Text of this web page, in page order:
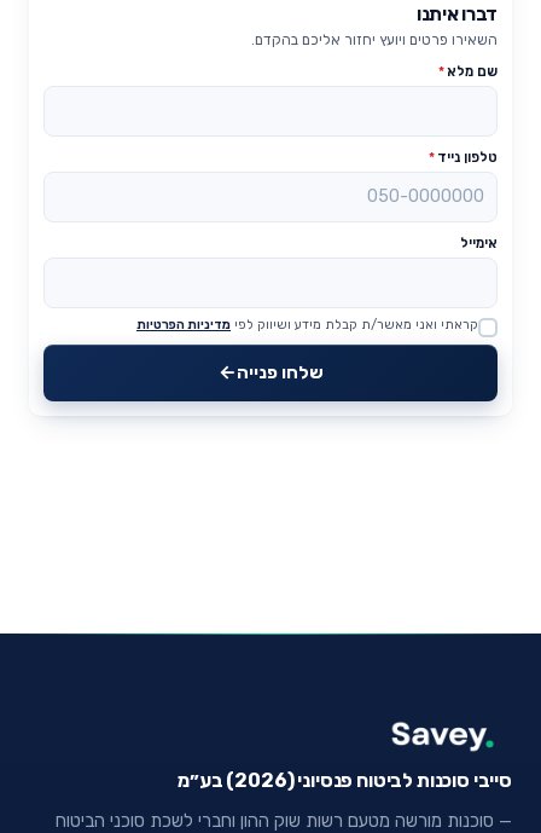
דברו איתנו
השאירו פרטים ויועץ יחזור אליכם בהקדם.
שם מלא*
טלפון נייד *
אימייל
Website
קראתי ואני מאשר/ת קבלת מידע ושיווק לפי מדיניות הפרטיות
שלחו פנייה
סייבי סוכנות לביטוח פנסיוני (2026) בע״מ
— סוכנות מורשה מטעם רשות שוק ההון וחברי לשכת סוכני הביטוח